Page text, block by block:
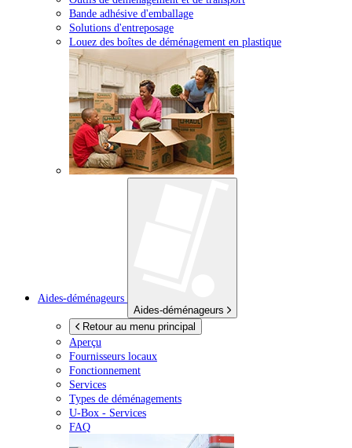
Bande adhésive d'emballage
Solutions d'entreposage
Louez des boîtes de déménagement en plastique
Aides-déménageurs
Aides-déménageurs
Retour au menu principal
Aperçu
Fournisseurs locaux
Fonctionnement
Services
Types de déménagements
U-Box - Services
FAQ